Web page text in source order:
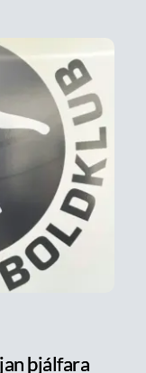
þjálfara